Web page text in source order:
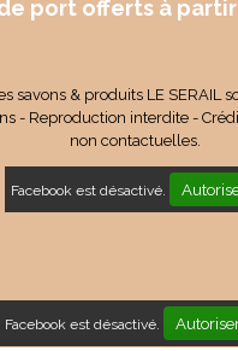
port offerts à
savons & produits LE SERAIL
- Reproduction interdite -
non contactuelles.
Facebook est désactivé.
Facebook est désactivé.